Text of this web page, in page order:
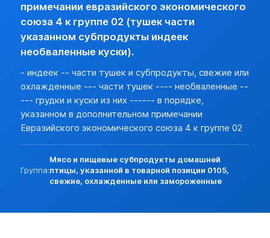
Разреш. прочие:
нет (базовая)
Прочие особености:
Запреты (другие страны): нет
Экспорт:
Лицензирование:
нет (базовая)
Разреш. прочие:
нет (базовая)
Запреты (другие страны): нет
примечании евразийского экономического
союза 4 к группе 02 (тушек части
указанном субпродукты индеек
необваленные куски).
- индеек -- части тушек и субпродукты, свежие или
охлажденные --- части тушек ---- необваленные --
--- грудки и куски из них ------ в порядке,
указанном в дополнительном примечании
Евразийского экономического союза 4 к группе 02
Группа:
Мясо и пищевые субпродукты домашней
птицы, указанной в товарной позиции 0105,
свежие, охлажденные или замороженные